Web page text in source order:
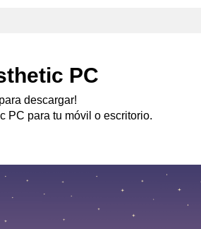
PC
descargar!
PC para tu móvil o escritorio.